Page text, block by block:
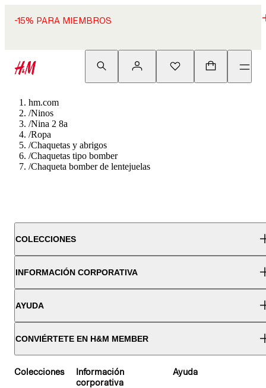
-15% PARA MIEMBROS
hm.com
/Ninos
/Nina 2 8a
/Ropa
/Chaquetas y abrigos
/Chaquetas tipo bomber
/Chaqueta bomber de lentejuelas
COLECCIONES
INFORMACIÓN CORPORATIVA
AYUDA
CONVIÉRTETE EN H&M MEMBER
Colecciones
Información
corporativa
Ayuda